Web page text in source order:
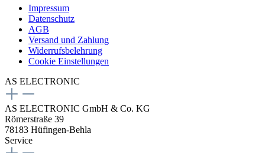
Impressum
Datenschutz
AGB
Versand und Zahlung
Widerrufsbelehrung
Cookie Einstellungen
AS ELECTRONIC
AS ELECTRONIC GmbH & Co. KG
Römerstraße 39
78183 Hüfingen-Behla
Service